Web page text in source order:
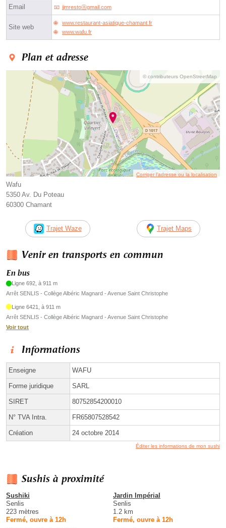
Email jjmrestoⓐgmail.com
Site web
www.restaurant-asiatique-chamant.fr
www.wafu.fr
Plan et adresse
© contributeurs OpenStreetMap
Corriger l’adresse ou la localisation
Wafu
5350 Av. Du Poteau
60300 Chamant
Trajet Waze Trajet Maps
Venir en transports en commun
En bus
Ligne 692, à 911 m
Arrêt SENLIS - Collège Albéric Magnard - Avenue Saint Christophe
Ligne 6421, à 911 m
Arrêt SENLIS - Collège Albéric Magnard - Avenue Saint Christophe
Voir tout
Informations
Enseigne WAFU
Forme juridique SARL
SIRET 80752854200010
N° TVA Intra. FR65807528542
Création 24 octobre 2014
Éditer les informations de mon sushi
Sushis à proximité
Sushiki
Senlis
223 mètres
Fermé, ouvre à 12h
Jardin Impérial
Senlis
1.2 km
Fermé, ouvre à 12h